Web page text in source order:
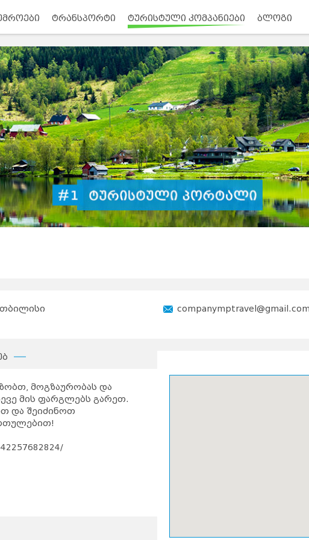
ტრანსპორტი ტურისტული კომპანიები ბლოგი
თბილისი companymptravel@gmail.com
მოგზაურობას და
მის ფარგლებს გარეთ.
და შეიძინოთ